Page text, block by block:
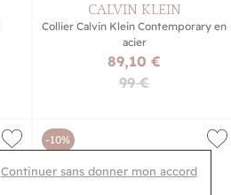
Continuer sans donner mon accord
CALVIN KLEIN
Collier Calvin Klein Contemporary en
acier
89,10 €
99 €
-10%